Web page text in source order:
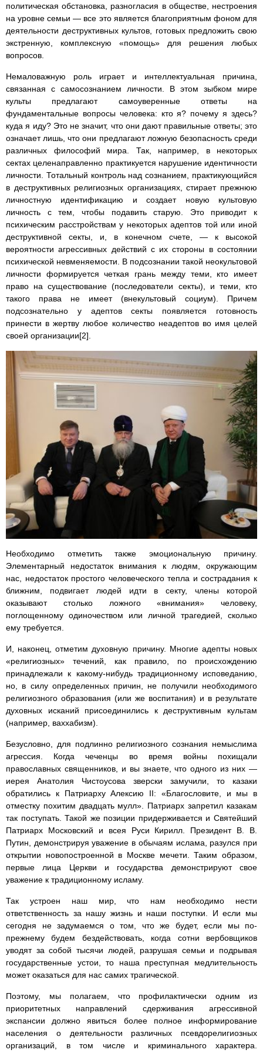
политическая обстановка, разногласия в обществе, нестроения
на уровне семьи — все это является благоприятным фоном для
деятельности деструктивных культов, готовых предложить свою
экстренную, комплексную «помощь» для решения любых
вопросов.
Немаловажную роль играет и интеллектуальная причина,
связанная с самосознанием личности. В этом зыбком мире
культы предлагают самоуверенные ответы на
фундаментальные вопросы человека: кто я? почему я здесь?
куда я иду? Это не значит, что они дают правильные ответы; это
означает лишь, что они предлагают ложную безопасность среди
различных философий мира. Так, например, в некоторых
сектах целенаправленно практикуется нарушение идентичности
личности. Тотальный контроль над сознанием, практикующийся
в деструктивных религиозных организациях, стирает прежнюю
личностную идентификацию и создает новую культовую
личность с тем, чтобы подавить старую. Это приводит к
психическим расстройствам у некоторых адептов той или иной
деструктивной секты, и, в конечном счете, — к высокой
вероятности агрессивных действий с их стороны в состоянии
психической невменяемости. В подсознании такой неокультовой
личности формируется четкая грань между теми, кто имеет
право на существование (последователи секты), и теми, кто
такого права не имеет (внекультовый социум). Причем
подсознательно у адептов секты появляется готовность
принести в жертву любое количество неадептов во имя целей
своей организации[2].
Необходимо отметить также эмоциональную причину.
Элементарный недостаток внимания к людям, окружающим
нас, недостаток простого человеческого тепла и сострадания к
ближним, подвигает людей идти в секту, члены которой
оказывают столько ложного «внимания» человеку,
поглощенному одиночеством или личной трагедией, сколько
ему требуется.
И, наконец, отметим духовную причину. Многие адепты новых
«религиозных» течений, как правило, по происхождению
принадлежали к какому-нибудь традиционному исповеданию,
но, в силу определенных причин, не получили необходимого
религиозного образования (или же воспитания) и в результате
духовных исканий присоединились к деструктивным культам
(например, ваххабизм).
Безусловно, для подлинно религиозного сознания немыслима
агрессия. Когда чеченцы во время войны похищали
православных священников, и вы знаете, что одного из них —
иерея Анатолия Чистоусова зверски замучили, то казаки
обратились к Патриарху Алексию II: «Благословите, и мы в
отместку похитим двадцать мулл». Патриарх запретил казакам
так поступать. Такой же позиции придерживается и Святейший
Патриарх Московский и всея Руси Кирилл. Президент В. В.
Путин, демонстрируя уважение в обычаям ислама, разулся при
открытии новопостроенной в Москве мечети. Таким образом,
первые лица Церкви и государства демонстрируют свое
уважение к традиционному исламу.
Так устроен наш мир, что нам необходимо нести
ответственность за нашу жизнь и наши поступки. И если мы
сегодня не задумаемся о том, что же будет, если мы по-
прежнему будем бездействовать, когда сотни вербовщиков
уводят за собой тысячи людей, разрушая семьи и подрывая
государственные устои, то наша преступная медлительность
может оказаться для нас самих трагической.
Поэтому, мы полагаем, что профилактически одним из
приоритетных направлений сдерживания агрессивной
экспансии должно явиться более полное информирование
населения о деятельности различных псевдорелигиозных
организаций, в том числе и криминального характера.